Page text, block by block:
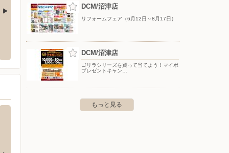
/沼津八間通り店
園町756-4
エスポット/沼津駅北店
DCM/沼津店
リフォームフェア（6月12日～8月17日）
DCM/沼津店
ゴリラシリーズを買って当てよう！マイボ
プレゼントキャン…
もっと見る